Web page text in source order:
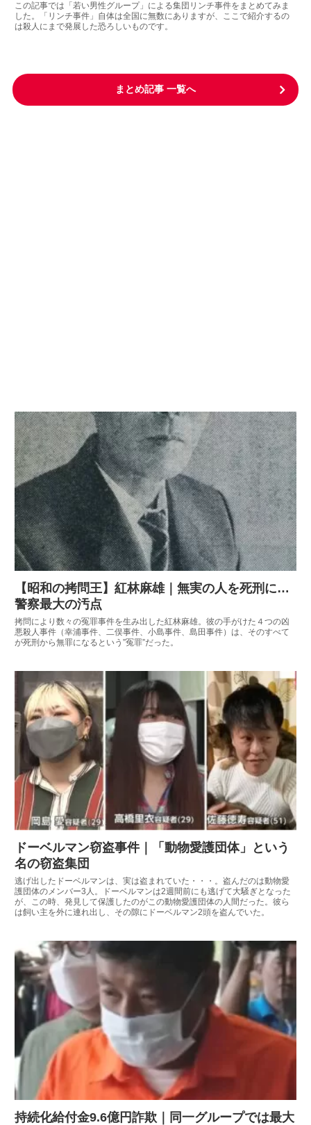
この記事では「若い男性グループ」による集団リンチ事件をまとめてみま
した。「リンチ事件」自体は全国に無数にありますが、ここで紹介するの
は殺人にまで発展した恐ろしいものです。
まとめ記事 一覧へ
【昭和の拷問王】紅林麻雄｜無実の人を死刑に…
警察最大の汚点
拷問により数々の冤罪事件を生み出した紅林麻雄。彼の手がけた４つの凶
悪殺人事件（幸浦事件、二俣事件、小島事件、島田事件）は、そのすべて
が死刑から無罪になるという”冤罪”だった。
ドーベルマン窃盗事件｜「動物愛護団体」という
名の窃盗集団
逃げ出したドーベルマンは、実は盗まれていた・・・。盗んだのは動物愛
護団体のメンバー3人。ドーベルマンは2週間前にも逃げて大騒ぎとなった
が、この時、発見して保護したのがこの動物愛護団体の人間だった。彼ら
は飼い主を外に連れ出し、その隙にドーベルマン2頭を盗んでいた。
持続化給付金9.6億円詐欺｜同一グループでは最大